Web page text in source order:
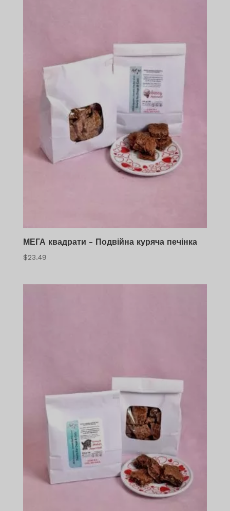
МЕГА квадрати - Подвійна куряча печінка
$23.49